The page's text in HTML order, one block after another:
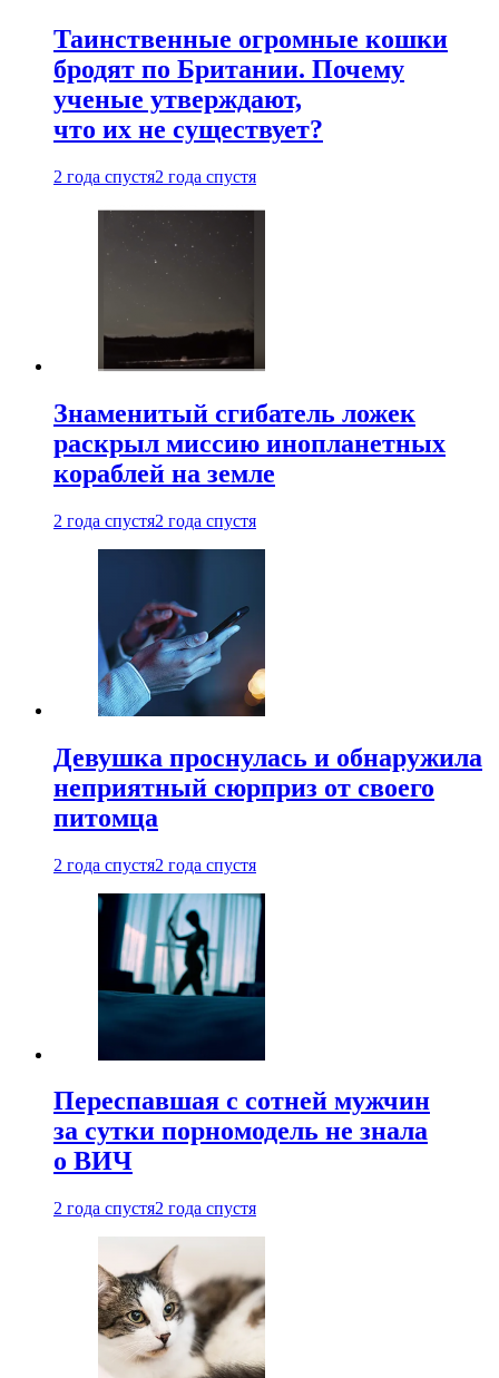
Таинственные огромные кошки
бродят по Британии. Почему
ученые утверждают,
что их не существует?
2 года спустя2 года спустя
Знаменитый сгибатель ложек
раскрыл миссию инопланетных
кораблей на земле
2 года спустя2 года спустя
Девушка проснулась и обнаружила
неприятный сюрприз от своего
питомца
2 года спустя2 года спустя
Переспавшая с сотней мужчин
за сутки порномодель не знала
о ВИЧ
2 года спустя2 года спустя